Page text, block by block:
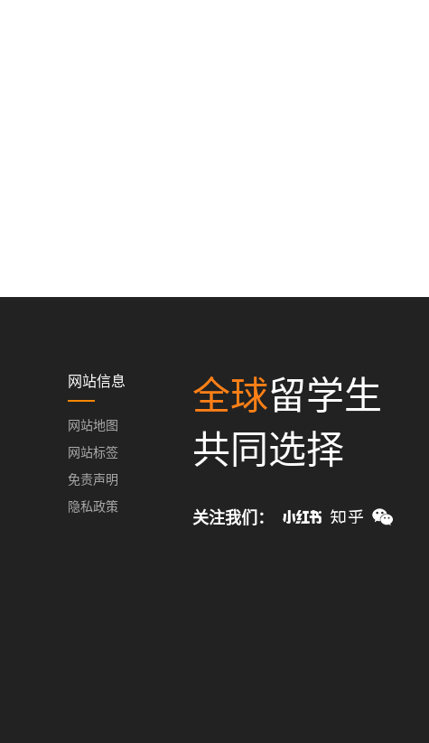
网站信息
网站地图
网站标签
免责声明
隐私政策
全球留学生
共同选择
关注我们：